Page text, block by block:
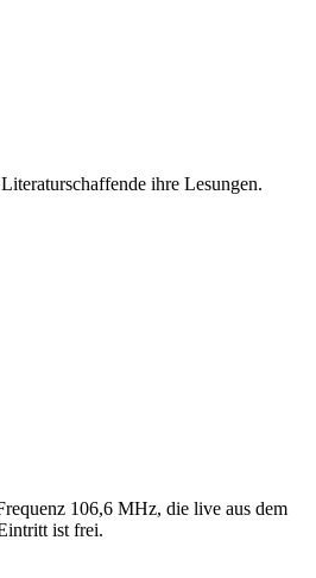
ihre Lesungen.
106,6 MHz, die live aus dem
ist frei.